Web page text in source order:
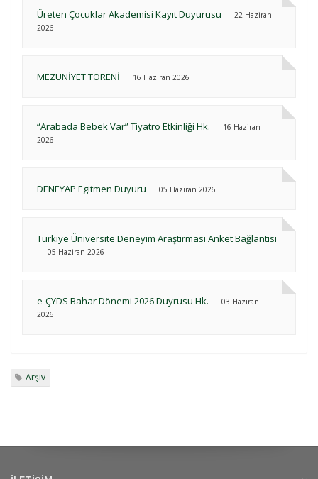
Üreten Çocuklar Akademisi Kayıt Duyurusu
22 Haziran
2026
MEZUNİYET TÖRENİ 16 Haziran 2026
“Arabada Bebek Var” Tiyatro Etkinliği Hk.
16 Haziran
2026
DENEYAP Egitmen Duyuru 05 Haziran 2026
Türkiye Üniversite Deneyim Araştırması Anket Bağlantısı
05 Haziran 2026
e-ÇYDS Bahar Dönemi 2026 Duyrusu Hk.
03 Haziran
2026
Arşiv